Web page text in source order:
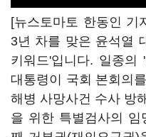
[뉴스토마토 한동인
3년 차를 맞은 윤석열
키워드'입니다. 일종의
대통령이 국회 본회의
해병 사망사건 수사 방
을 위한 특별검사의